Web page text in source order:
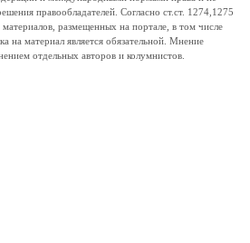
правообладателей. Согласно ст.ст. 1274,1275
размещенных на портале, в том числе
на материал является обязательной. Мнение
отдельных авторов и колумнистов.